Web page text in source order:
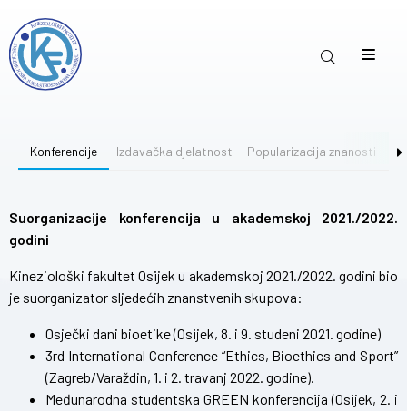
Konferencije Izdavačka djelatnost Popularizacija znanosti
Suorganizacije konferencija u akademskoj 2021./2022.
godini
Kineziološki fakultet Osijek u akademskoj 2021./2022. godini bio
je suorganizator sljedećih znanstvenih skupova:
Osječki dani bioetike(Osijek, 8. i 9. studeni 2021. godine)
3rd International Conference “Ethics, Bioethics and Sport”
(Zagreb/Varaždin, 1. i 2. travanj 2022. godine).
Međunarodna studentska GREEN konferencija (Osijek, 2. i